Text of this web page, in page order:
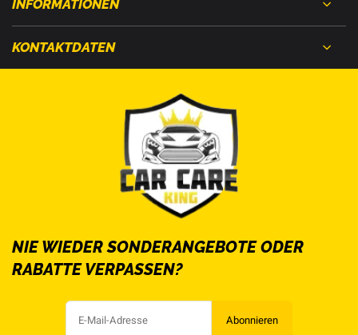
INFORMATIONEN
KONTAKTDATEN
NIE WIEDER SONDERANGEBOTE ODER
RABATTE VERPASSEN?
Abonnieren